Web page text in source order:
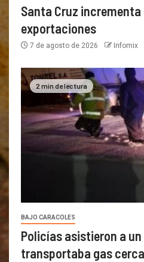
Santa Cruz
exportaciones
7 de agosto de 2026 Infomix
2 min de lectura
BAJO CARACOLES
Policías asistieron a
transportaba gas